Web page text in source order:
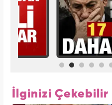
İlginizi Çekebilir